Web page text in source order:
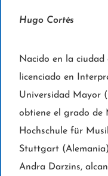
Hugo Cortés
Nacido en la ciudad
licenciado en
Universidad Mayor
obtiene el grado de
Hochschule für
Stuttgart
Andra Darzins,